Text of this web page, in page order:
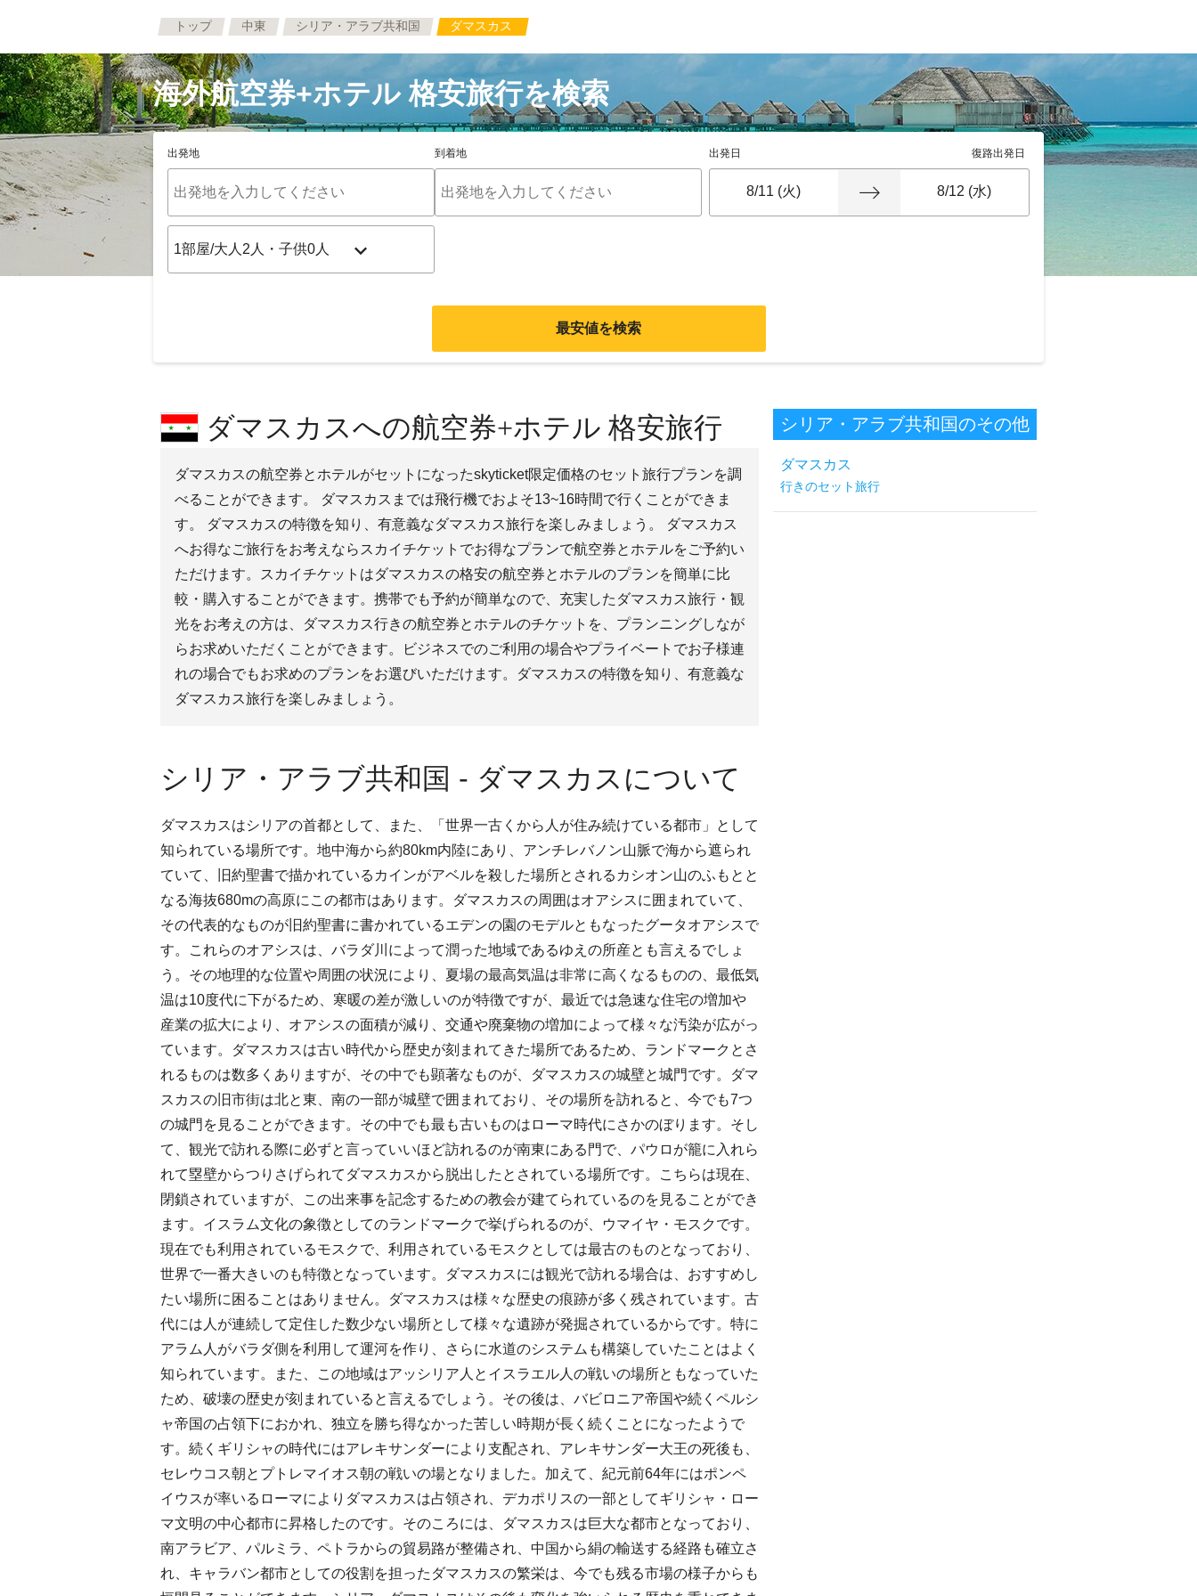
トップ 中東 シリア・アラブ共和国 ダマスカス
海外航空券+ホテル 格安旅行を検索
出発地 到着地 出発日 復路出発日
最安値を検索
ダマスカスへの航空券+ホテル 格安旅行
ダマスカスの航空券とホテルがセットになったskyticket限定価格のセット旅行プランを調
べることができます。 ダマスカスまでは飛行機でおよそ13~16時間で行くことができま
す。 ダマスカスの特徴を知り、有意義なダマスカス旅行を楽しみましょう。 ダマスカス
へお得なご旅行をお考えならスカイチケットでお得なプランで航空券とホテルをご予約い
ただけます。スカイチケットはダマスカスの格安の航空券とホテルのプランを簡単に比
較・購入することができます。携帯でも予約が簡単なので、充実したダマスカス旅行・観
光をお考えの方は、ダマスカス行きの航空券とホテルのチケットを、プランニングしなが
らお求めいただくことができます。ビジネスでのご利用の場合やプライベートでお子様連
れの場合でもお求めのプランをお選びいただけます。ダマスカスの特徴を知り、有意義な
ダマスカス旅行を楽しみましょう。
シリア・アラブ共和国 - ダマスカスについて
ダマスカスはシリアの首都として、また、「世界一古くから人が住み続けている都市」として
知られている場所です。地中海から約80km内陸にあり、アンチレバノン山脈で海から遮られ
ていて、旧約聖書で描かれているカインがアベルを殺した場所とされるカシオン山のふもとと
なる海抜680mの高原にこの都市はあります。ダマスカスの周囲はオアシスに囲まれていて、
その代表的なものが旧約聖書に書かれているエデンの園のモデルともなったグータオアシスで
す。これらのオアシスは、バラダ川によって潤った地域であるゆえの所産とも言えるでしょ
う。その地理的な位置や周囲の状況により、夏場の最高気温は非常に高くなるものの、最低気
温は10度代に下がるため、寒暖の差が激しいのが特徴ですが、最近では急速な住宅の増加や
産業の拡大により、オアシスの面積が減り、交通や廃棄物の増加によって様々な汚染が広がっ
ています。ダマスカスは古い時代から歴史が刻まれてきた場所であるため、ランドマークとさ
れるものは数多くありますが、その中でも顕著なものが、ダマスカスの城壁と城門です。ダマ
スカスの旧市街は北と東、南の一部が城壁で囲まれており、その場所を訪れると、今でも7つ
の城門を見ることができます。その中でも最も古いものはローマ時代にさかのぼります。そし
て、観光で訪れる際に必ずと言っていいほど訪れるのが南東にある門で、パウロが籠に入れら
れて塁壁からつりさげられてダマスカスから脱出したとされている場所です。こちらは現在、
閉鎖されていますが、この出来事を記念するための教会が建てられているのを見ることができ
ます。イスラム文化の象徴としてのランドマークで挙げられるのが、ウマイヤ・モスクです。
現在でも利用されているモスクで、利用されているモスクとしては最古のものとなっており、
世界で一番大きいのも特徴となっています。ダマスカスには観光で訪れる場合は、おすすめし
たい場所に困ることはありません。ダマスカスは様々な歴史の痕跡が多く残されています。古
代には人が連続して定住した数少ない場所として様々な遺跡が発掘されているからです。特に
アラム人がバラダ側を利用して運河を作り、さらに水道のシステムも構築していたことはよく
知られています。また、この地域はアッシリア人とイスラエル人の戦いの場所ともなっていた
ため、破壊の歴史が刻まれていると言えるでしょう。その後は、バビロニア帝国や続くペルシ
ャ帝国の占領下におかれ、独立を勝ち得なかった苦しい時期が長く続くことになったようで
す。続くギリシャの時代にはアレキサンダーにより支配され、アレキサンダー大王の死後も、
セレウコス朝とプトレマイオス朝の戦いの場となりました。加えて、紀元前64年にはポンペ
イウスが率いるローマによりダマスカスは占領され、デカポリスの一部としてギリシャ・ロー
マ文明の中心都市に昇格したのです。そのころには、ダマスカスは巨大な都市となっており、
南アラビア、パルミラ、ペトラからの貿易路が整備され、中国から絹の輸送する経路も確立さ
れ、キャラバン都市としての役割を担ったダマスカスの繁栄は、今でも残る市場の様子からも
シリア・アラブ共和国のその他
ダマスカス
行きのセット旅行